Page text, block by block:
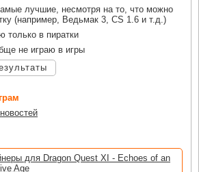
лучшие, несмотря на то, что можно
(например, Ведьмак 3, CS 1.6 и т.д.)
только в пиратки
не играю в игры
для Dragon Quest XI - Echoes of an
Age